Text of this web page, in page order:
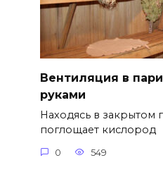
Вентиляция в
руками
Находясь в
поглощает кислород
0 549